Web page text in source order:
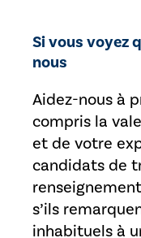
Si vous voyez
nous
Aidez-nous à
compris la
et de votre
candidats de
s’ils
inhabituels à